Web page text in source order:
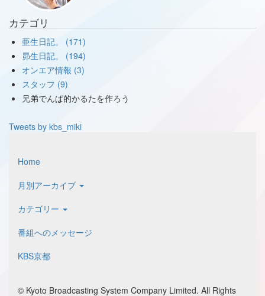
カテゴリ
亜生日記。 (171)
昴生日記。 (194)
オンエア情報 (3)
スタッフ (9)
兄弟でんぱ的かるたを作ろう
Tweets by kbs_miki
Home
月別アーカイブ
カテゴリー
番組へのメッセージ
KBS京都
© Kyoto Broadcasting System Company Limited. All Rights